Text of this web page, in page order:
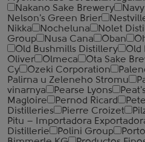
Nakano Sake Brewery
Nelson's Green Brier
Nikka
Nocheluna Nolet
Group
Nusa Cana Oban
Old Bushmills Distillery
Old
Oliver
Olmeca Ota Sake
Cy
Ozeki Corporation
Palirna u Zeleneho Stromu
vinarnya
Pearse Lyons
Magloire
Pernod Ricard
Distilleries
Pierre Croizet
Pitu – Importadora
Distillerie
Polini Group